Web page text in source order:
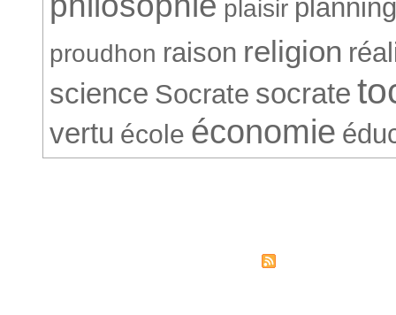
plaisir planning
proudhon raison religion
science Socrate socrate
vertu école économie